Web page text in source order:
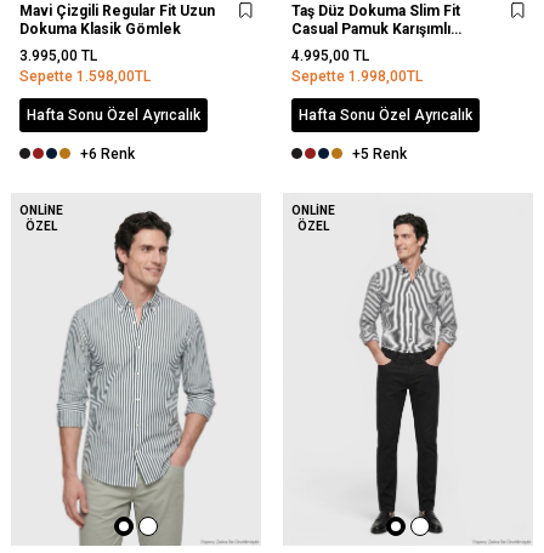
Mavi Çizgili Regular Fit Uzun
Dokuma Klasik Gömlek
3.995,00 TL
Sepette 1.598,00TL
Hafta Sonu Özel Ayrıcalık
+6 Renk
Taş Düz Dokuma Slim Fit
Casual Pamuk Karışımlı
Pantolon
4.995,00 TL
Sepette 1.998,00TL
Hafta Sonu Özel Ayrıcalık
+5 Renk
ONLINE
ÖZEL
ONLINE
ÖZEL